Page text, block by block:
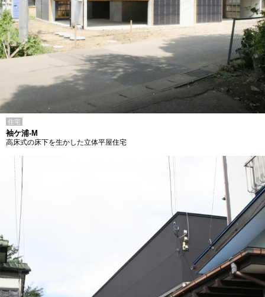
住宅
袖ケ浦-M
高床式の床下を生かした立体平屋住宅